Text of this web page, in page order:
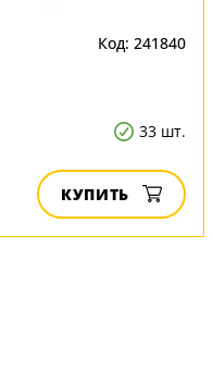
Код: 241840
33 шт.
КУПИТЬ